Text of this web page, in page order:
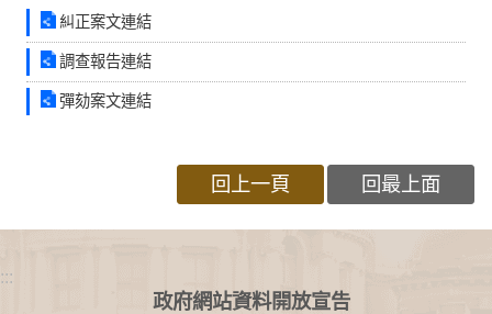
糾正案文連結
調查報告連結
彈劾案文連結
回上一頁 回最上面
:::
政府網站資料開放宣告